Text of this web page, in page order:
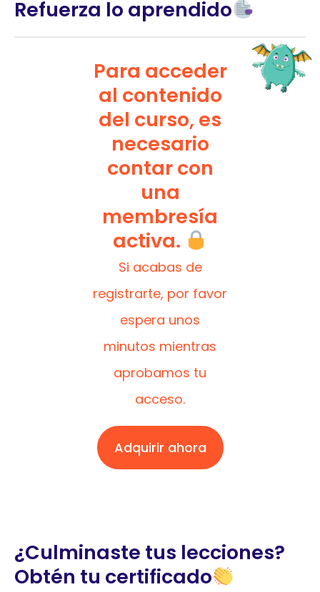
Refuerza lo aprendido
Para acceder
al contenido
del curso, es
necesario
contar con
una
membresía
activa.
Si acabas de
registrarte, por favor
espera unos
minutos mientras
aprobamos tu
acceso.
Adquirir ahora
¿Culminaste tus lecciones?
Obtén tu certificado